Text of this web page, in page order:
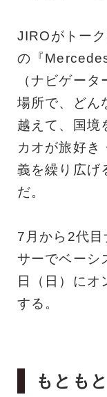
JIROがトー
の『
（ナビゲー
場所で、ど
越えて、国境
カオが旅好き
義を繰り広げ
だ。
7月から2代
サーでベーシ
日（日）にオ
する。
もとも